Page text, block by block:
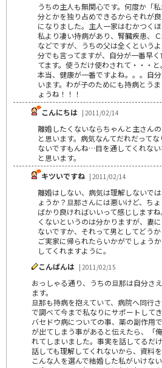
うちの主人も無関心です。何度か「
分とかを独り占めできるからそれが
になりました。主人一家はむかつく
私より凄い持病があり、腎臓疾患、
などですが、うちの父は全くという
分でも言ってますが、自分が一番早
てます。使うだけ使わされて・・・と。
本当、健康が一番ですよね。。。自
います。わが子のためにも持病とう
ょうね！！！
こんにちは | 2011/02/14
離婚したくないならちゃんと主さん
と思います。病気なんてだれだって
ないですもんね…目を通してくれな
と思います。
キツいですね | 2011/02/14
離婚はしない、病気は理解しないで
ょうか？旦那さんには悪いけど、ち
ばかり良ければいいって感じします
くないというのは分かりますが、妻
ないですか、それって男としてどう
ご実家に帰られたらいかがでしょう
してくれますように。
こんばんは | 2011/02/15
おっしゃる通り、うちの旦那は自分さ
ます。
旦那も持病を抱えていて、病院へ同行
で調べて今まで私なりにサポートしてき
バセドウ病についての事、薬の副作用
が出てしまう事があると伝えたら、「
れてしまいました。事実を話してるだけ
話しても理解してくれないから、資料
こんな人を選んで結婚した私がいけな